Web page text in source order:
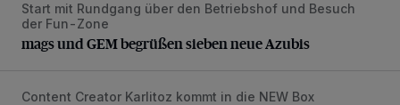
mags und GEM begrüßen sieben neue Azubis
Start mit Rundgang über den Betriebshof und Besuch
der Fun-Zone
mags und GEM begrüßen sieben neue Azubis
Die Karlitoz Supershow
Content Creator Karlitoz kommt in die NEW Box